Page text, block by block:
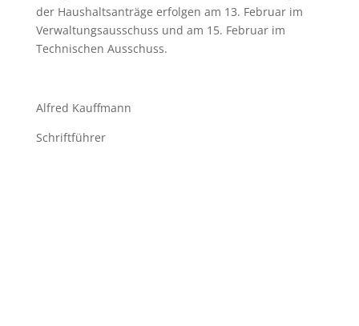
der Haushaltsanträge erfolgen am 13. Februar im
Verwaltungsausschuss und am 15. Februar im
Technischen Ausschuss.
Alfred Kauffmann
Schriftführer